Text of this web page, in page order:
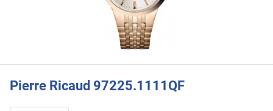
Pierre Ricaud 97225.1111QF